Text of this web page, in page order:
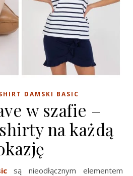
DAMSKI BASIC
w szafie –
na każdą
są nieodłącznym elementem